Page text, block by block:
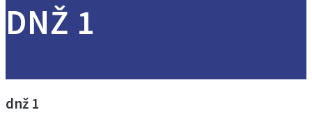
DNŽ 1
dnž 1